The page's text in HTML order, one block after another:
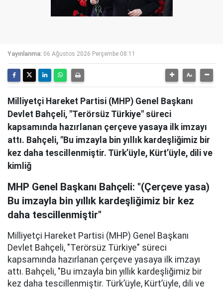
Yayınlanma: 06 Ağustos 2026 Perşembe 08:11
Milliyetçi Hareket Partisi (MHP) Genel Başkanı
Devlet Bahçeli, "Terörsüz Türkiye" süreci
kapsamında hazırlanan çerçeve yasaya ilk imzayı
attı. Bahçeli, "Bu imzayla bin yıllık kardeşliğimiz bir
kez daha tescillenmiştir. Türk’üyle, Kürt’üyle, dili ve
kimliğ
MHP Genel Başkanı Bahçeli: "(Çerçeve yasa)
Bu imzayla bin yıllık kardeşliğimiz bir kez
daha tescillenmiştir"
Milliyetçi Hareket Partisi (MHP) Genel Başkanı
Devlet Bahçeli, "Terörsüz Türkiye" süreci
kapsamında hazırlanan çerçeve yasaya ilk imzayı
attı. Bahçeli, "Bu imzayla bin yıllık kardeşliğimiz bir
kez daha tescillenmiştir. Türk’üyle, Kürt’üyle, dili ve